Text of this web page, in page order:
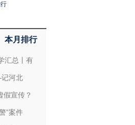
本月排行
汇总丨有
河北
假宣传？
”案件